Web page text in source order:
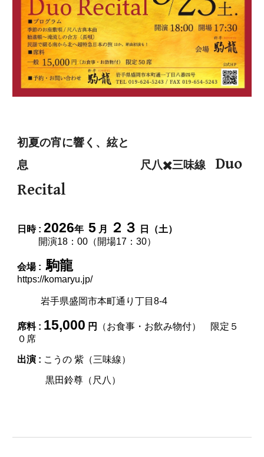
初夏の宵に響く、絃と
息 尺八✖️三味線
Duo
Recital
日時 :2026年5 月 ２３
日（土）
開演18 ：00（開場17 ：30）
会場 :駒龍
https://komaryu.jp/
岩手県盛岡市本町通り丁目8-4
席料: 15,000 円 （お食事・お飲み物付） 限定５
０席
出演 : こうの 紫（三味線）
黒田鈴尊（尺八）